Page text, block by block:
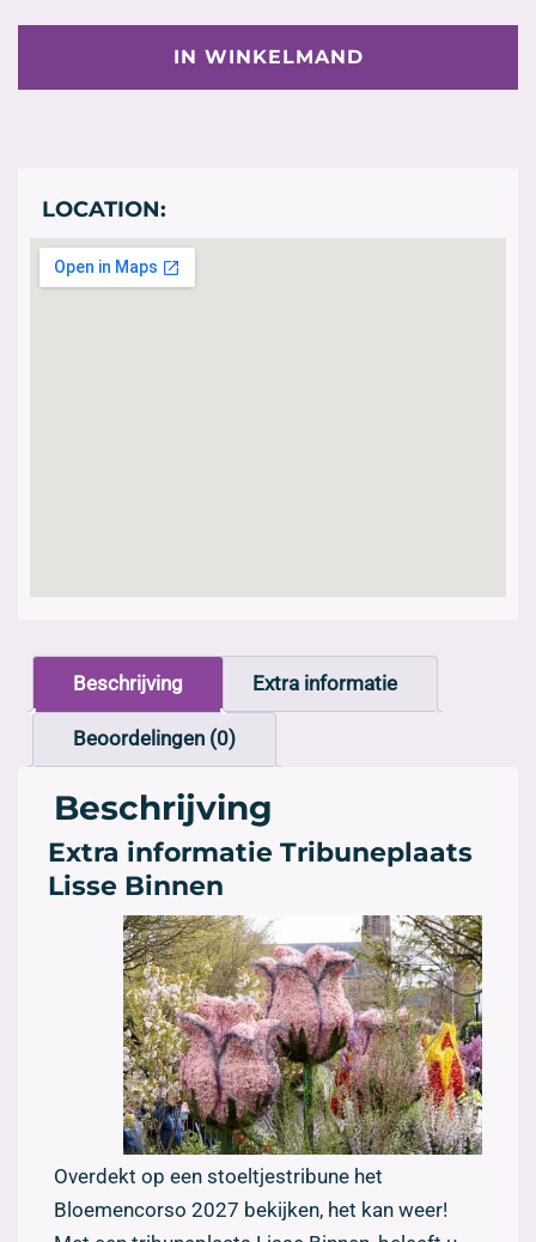
IN WINKELMAND
LOCATION:
Beschrijving Extra informatie
Beoordelingen (0)
Beschrijving
Extra informatie Tribuneplaats
Lisse Binnen
Overdekt op een stoeltjestribune het
Bloemencorso 2027 bekijken, het kan weer!